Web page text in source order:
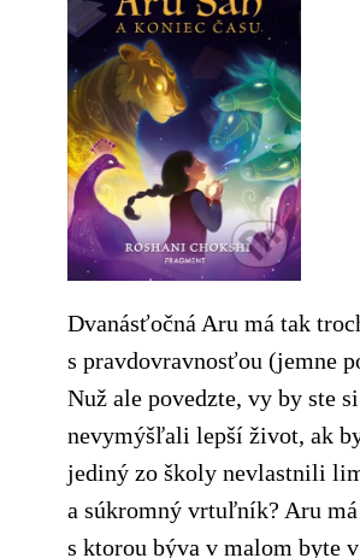
Dvanásťočná Aru má tak
s pravdovravnosťou (jemne
Nuž ale povedzte, vy by ste
nevymýšľali lepší život, ak
jediný zo školy nevlastnili
a súkromný vrtuľník? Aru
s ktorou býva v malom byte